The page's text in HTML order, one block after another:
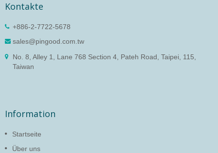
Kontakte
+886-2-7722-5678
sales@pingood.com.tw
No. 8, Alley 1, Lane 768 Section 4, Pateh Road, Taipei, 115,
Taiwan
Information
Startseite
Über uns